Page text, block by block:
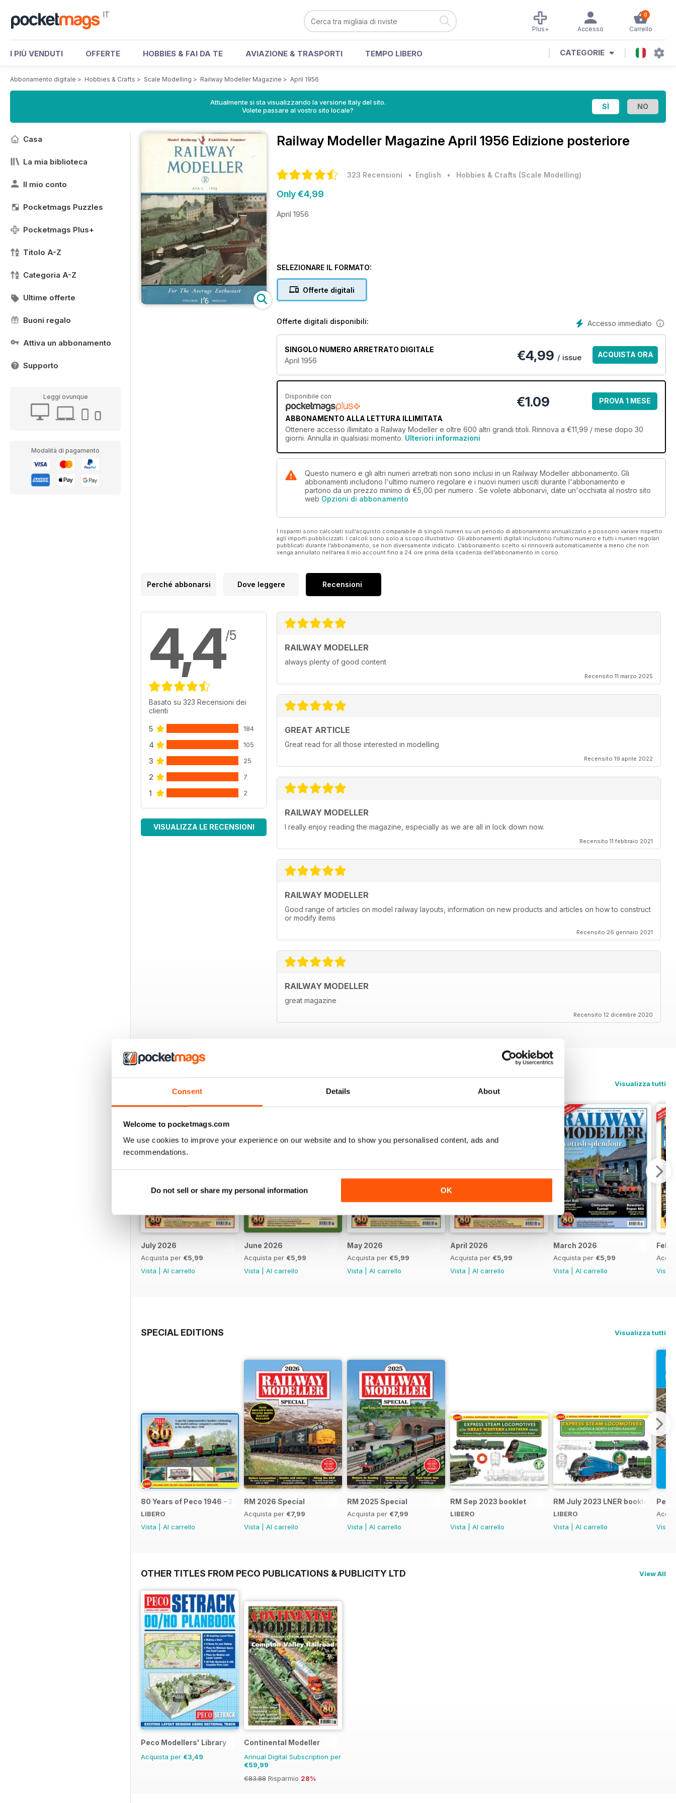
Consent Details About
Welcome to pocketmags.com
We use cookies to improve your experience on our website and to show you personalised content, ads and
recommendations.
Do not sell or share my personal information OK
IT 0
Carrello
Accesso
Plus+
I PIÙ VENDUTI OFFERTE HOBBIES & FAI DA TE AVIAZIONE & TRASPORTI TEMPO LIBERO CATEGORIE
Abbonamento digitale > Hobbies & Crafts > Scale Modelling > Railway Modeller Magazine > April 1956
Attualmente si sta visualizzando la versione Italy del sito.
Volete passare al vostro sito locale?
Casa
La mia biblioteca
Il mio conto
Pocketmags Puzzles
Pocketmags Plus+
Titolo A-Z
Categoria A-Z
Ultime offerte
Buoni regalo
Attiva un abbonamento
Supporto
Leggi ovunque
Modalità di pagamento
Railway Modeller Magazine April 1956 Edizione posteriore
323 Recensioni • English • Hobbies & Crafts (Scale Modelling)
Only €4,99
April 1956
SELEZIONARE IL FORMATO:
Offerte digitali
Accesso immediato
Offerte digitali disponibili:
SINGOLO NUMERO ARRETRATO DIGITALE
April 1956
€4,99 / issue ACQUISTA ORA
Disponibile con
ABBONAMENTO ALLA LETTURA ILLIMITATA
€1.09 PROVA 1 MESE
Ottenere accesso illimitato a Railway Modeller e oltre 600 altri grandi titoli. Rinnova a €11,99 / mese dopo 30
giorni. Annulla in qualsiasi momento. Ulteriori informazioni
Questo numero e gli altri numeri arretrati non sono inclusi in un Railway Modeller abbonamento. Gli
abbonamenti includono l'ultimo numero regolare e i nuovi numeri usciti durante l'abbonamento e
partono da un prezzo minimo di €5,00 per numero . Se volete abbonarvi, date un'occhiata al nostro sito
web Opzioni di abbonamento
I risparmi sono calcolati sull'acquisto comparabile di singoli numeri su un periodo di abbonamento annualizzato e possono variare rispetto
agli importi pubblicizzati. I calcoli sono solo a scopo illustrativo. Gli abbonamenti digitali includono l'ultimo numero e tutti i numeri regolari
pubblicati durante l'abbonamento, se non diversamente indicato. L'abbonamento scelto si rinnoverà automaticamente a meno che non
venga annullato nell'area Il mio account fino a 24 ore prima della scadenza dell'abbonamento in corso.
Perché abbonarsi Dove leggere Recensioni
4,4/5
Basato su 323 Recensioni dei
clienti
5 184
4 105
3 25
2 7
1 2
VISUALIZZA LE RECENSIONI
RAILWAY MODELLER
always plenty of good content
Recensito 11 marzo 2025
GREAT ARTICLE
Great read for all those interested in modelling
Recensito 19 aprile 2022
RAILWAY MODELLER
I really enjoy reading the magazine, especially as we are all in lock down now.
Recensito 11 febbraio 2021
RAILWAY MODELLER
Good range of articles on model railway layouts, information on new products and articles on how to construct
or modify items
Recensito 26 gennaio 2021
RAILWAY MODELLER
great magazine
Recensito 12 dicembre 2020
Visualizza tutti
July 2026
Acquista per €5,99
Vista
Al carrello
June 2026
Acquista per €5,99
Vista
Al carrello
May 2026
Acquista per €5,99
Vista
Al carrello
April 2026
Acquista per €5,99
Vista
Al carrello
March 2026
Acquista per €5,99
Vista
Al carrello
Vista
SPECIAL EDITIONS Visualizza tutti
80 Years of Peco 1946 - 2026
LIBERO
Vista
Al carrello
RM 2026 Special
Acquista per €7,99
Vista
Al carrello
RM 2025 Special
Acquista per €7,99
Vista
Al carrello
RM Sep 2023 booklet
LIBERO
Vista
Al carrello
RM July 2023 LNER booklet
LIBERO
Vista
Al carrello
Vista
OTHER TITLES FROM PECO PUBLICATIONS & PUBLICITY LTD View All
Peco Modellers' Library
Acquista per €3,49
Continental Modeller
Annual Digital Subscription per
€59,99
€83.88 Risparmio 28%